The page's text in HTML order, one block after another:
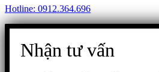
Hotline: 0912.364.696
Nhận tư vấn